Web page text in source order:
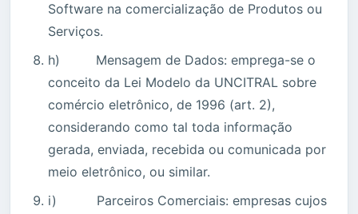
Software na comercialização de Produtos ou
Serviços.
h) Mensagem de Dados: emprega-se o
conceito da Lei Modelo da UNCITRAL sobre
comércio eletrônico, de 1996 (art. 2),
considerando como tal toda informação
gerada, enviada, recebida ou comunicada por
meio eletrônico, ou similar.
i) Parceiros Comerciais: empresas cujos